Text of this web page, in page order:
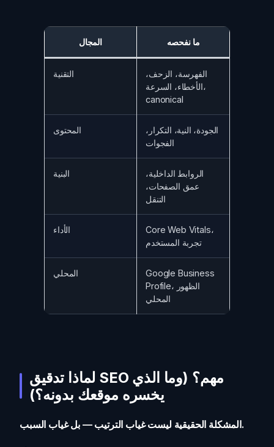
المجال ما نفحصه
التقنية
الفهرسة، الزحف،
الأخطاء، السرعة،
canonical
المحتوى
الجودة، النية، التكرار،
الفجوات
البنية
الروابط الداخلية،
عمق الصفحات،
التنقل
الأداء
Core Web Vitals،
تجربة المستخدم
المحلي
Google Business
Profile، الظهور
المحلي
لماذا تدقيق SEO مهم؟ (وما الذي
يخسره موقعك بدونه؟)
المشكلة الحقيقية ليست غياب الترتيب — بل غياب السبب.